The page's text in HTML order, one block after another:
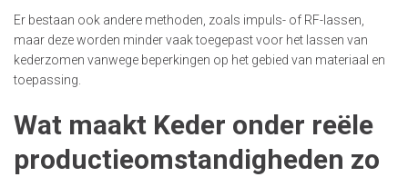
Er bestaan ook andere methoden, zoals impuls- of RF-lassen,
maar deze worden minder vaak toegepast voor het lassen van
kederzomen vanwege beperkingen op het gebied van materiaal en
toepassing.
Wat maakt Keder onder reële
productieomstandigheden zo